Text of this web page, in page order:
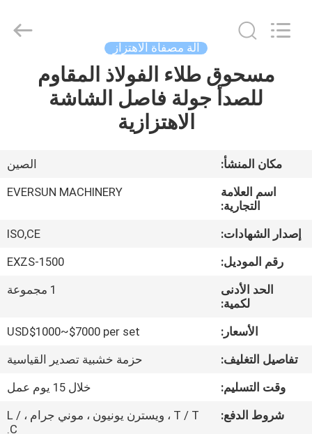
مسكن
عرض
الواقع
الافتراضي
معلومات
في
المعمل
مراقبة
آلة مصفاة الاهتزاز
مسحوق طلاء الفولاذ المقاوم
للصدأ جولة فاصل الشاشة
الاهتزازية
مكان المنشأ:
الصين
اسم العلامة
التجارية:
EVERSUN MACHINERY
إصدار الشهادات:
ISO,CE
رقم الموديل:
EXZS-1500
الحد الأدنى
لكمية:
1 مجموعة
الأسعار:
USD$1000~$7000 per set
تفاصيل التغليف:
حزمة خشبية تصدير القياسية
وقت التسليم:
خلال 15 يوم عمل
شروط الدفع:
T / T ، ويسترن يونيون ، موني جرام ، L /
C.